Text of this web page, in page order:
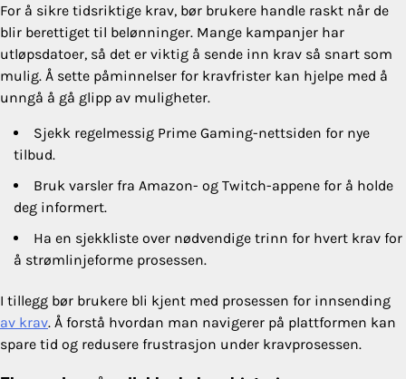
For å sikre tidsriktige krav, bør brukere handle raskt når de
blir berettiget til belønninger. Mange kampanjer har
utløpsdatoer, så det er viktig å sende inn krav så snart som
mulig. Å sette påminnelser for kravfrister kan hjelpe med å
unngå å gå glipp av muligheter.
Sjekk regelmessig Prime Gaming-nettsiden for nye
tilbud.
Bruk varsler fra Amazon- og Twitch-appene for å holde
deg informert.
Ha en sjekkliste over nødvendige trinn for hvert krav for
å strømlinjeforme prosessen.
I tillegg bør brukere bli kjent med prosessen for innsending
av krav. Å forstå hvordan man navigerer på plattformen kan
spare tid og redusere frustrasjon under kravprosessen.